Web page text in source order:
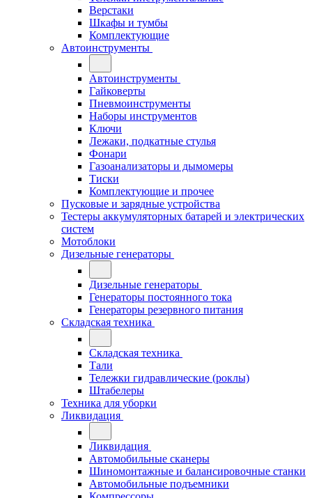
Верстаки
Шкафы и тумбы
Комплектующие
Автоинструменты
Автоинструменты
Гайковерты
Пневмоинструменты
Наборы инструментов
Ключи
Лежаки, подкатные стулья
Фонари
Газоанализаторы и дымомеры
Тиски
Комплектующие и прочее
Пусковые и зарядные устройства
Тестеры аккумуляторных батарей и электрических
систем
Мотоблоки
Дизельные генераторы
Дизельные генераторы
Генераторы постоянного тока
Генераторы резервного питания
Складская техника
Складская техника
Тали
Тележки гидравлические (роклы)
Штабелеры
Техника для уборки
Ликвидация
Ликвидация
Автомобильные сканеры
Шиномонтажные и балансировочные станки
Автомобильные подъемники